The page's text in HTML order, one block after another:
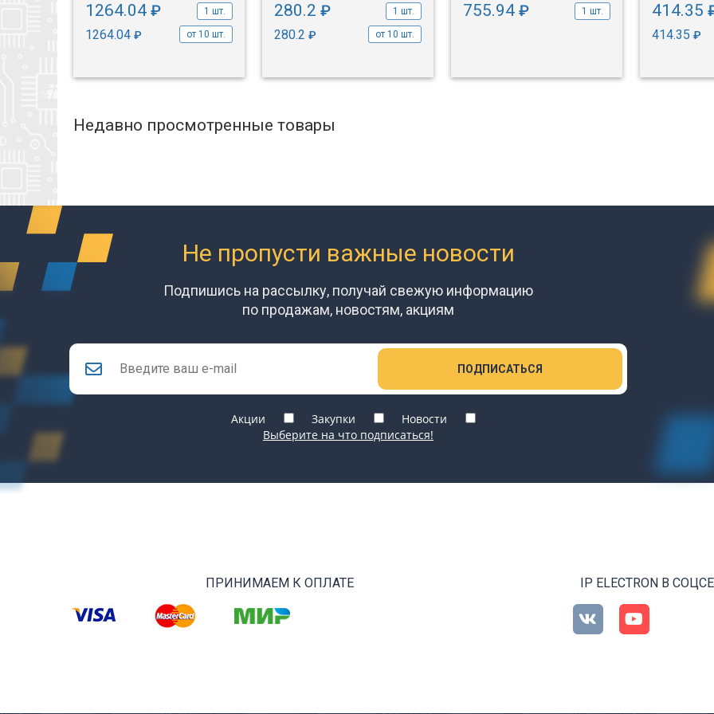
1264.04 ₽ 1 шт.
1264.04 ₽ от 10 шт.
280.2 ₽ 1 шт.
280.2 ₽ от 10 шт.
755.94 ₽ 1 шт. 414.35
414.35 ₽
Недавно просмотренные товары
Не пропусти важные новости
Подпишись на рассылку, получай свежую информацию
по продажам, новостям, акциям
ПОДПИСАТЬСЯ
Акции Закупки
Новости
Выберите на что подписаться!
ПРИНИМАЕМ К ОПЛАТЕ IP ELECTRON В